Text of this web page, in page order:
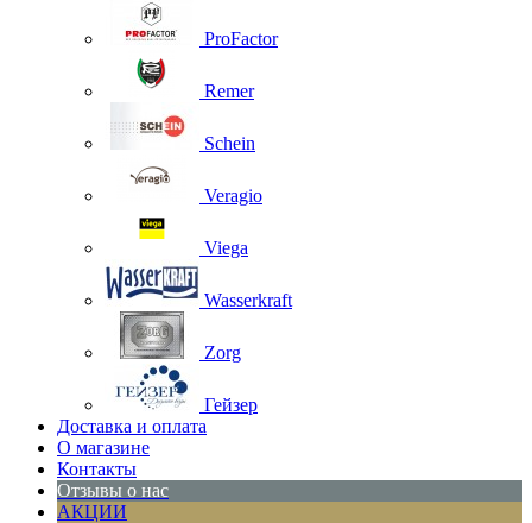
ProFactor
Remer
Schein
Veragio
Viega
Wasserkraft
Zorg
Гейзер
Доставка и оплата
О магазине
Контакты
Отзывы о нас
АКЦИИ